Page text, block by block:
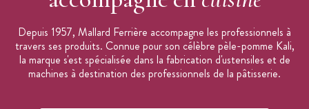
Depuis 1957, Mallard Ferrière accompagne les professionnels à
travers ses produits. Connue pour son célèbre pèle-pomme Kali,
la marque s'est spécialisée dans la fabrication d'ustensiles et de
machines à destination des professionnels de la pâtisserie.